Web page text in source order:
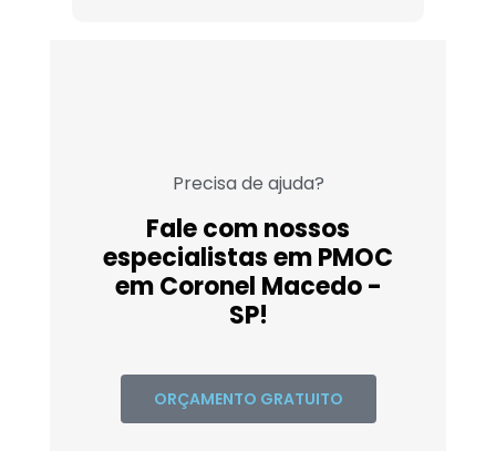
Precisa de ajuda?
Fale com nossos
especialistas em PMOC
em Coronel Macedo -
SP!
ORÇAMENTO GRATUITO